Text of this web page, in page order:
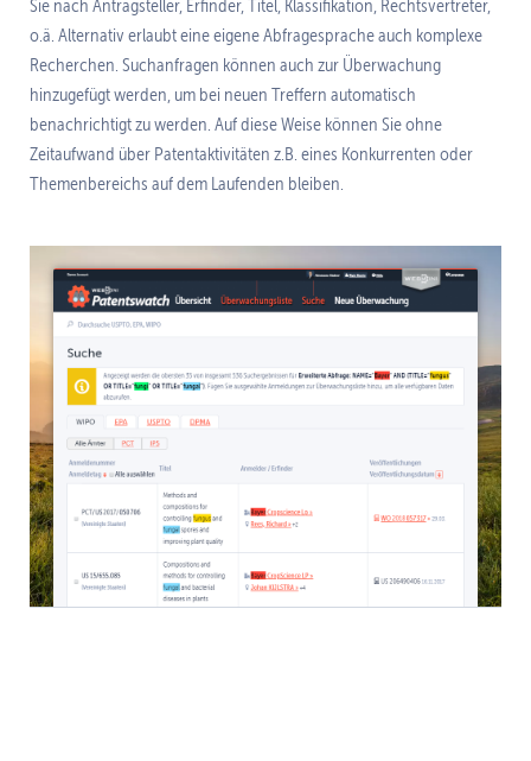
Sie nach Antragsteller, Erfinder, Titel, Klassifikation, Rechtsvertreter,
o.ä. Alternativ erlaubt eine eigene Abfragesprache auch komplexe
Recherchen. Suchanfragen können auch zur Überwachung
hinzugefügt werden, um bei neuen Treffern automatisch
benachrichtigt zu werden. Auf diese Weise können Sie ohne
Zeitaufwand über Patentaktivitäten z.B. eines Konkurrenten oder
Themenbereichs auf dem Laufenden bleiben.